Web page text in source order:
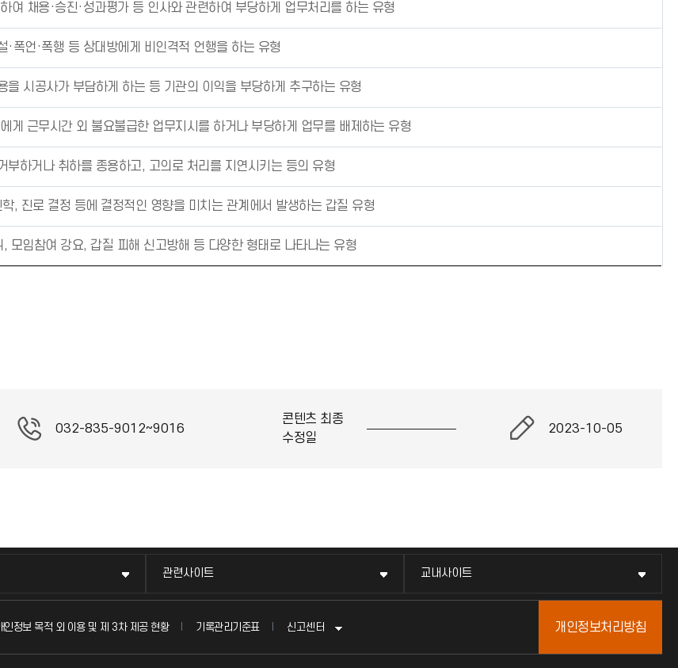
콘
)
여 채용·승진·성과평가 등 인사와 관련하여 부당하게 업무처리를 하는 유형
·폭언·폭행 등 상대방에게 비인격적 언행을 하는 유형
을 시공사가 부담하게 하는 등 기관의 이익을 부당하게 추구하는 유형
게 근무시간 외 불요불급한 업무지시를 하거나 부당하게 업무를 배제하는 유형
부하거나 취하를 종용하고, 고의로 처리를 지연시키는 등의 유형
, 진로 결정 등에 결정적인 영향을 미치는 관계에서 발생하는 갑질 유형
모임참여 강요, 갑질 피해 신고방해 등 다양한 형태로 나타나는 유형
032-835-9012~9016
콘텐츠 최종
수정일
2023-10-05
관련사이트 교내사이트
인정보 목적 외 이용 및 제 3차 제공 현황 기록관리기준표 신고센터 개인정보처리방침